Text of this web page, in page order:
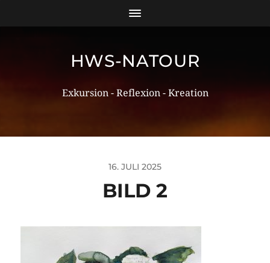
HWS-NATOUR
Exkursion - Reflexion - Kreation
16. JULI 2025
BILD 2